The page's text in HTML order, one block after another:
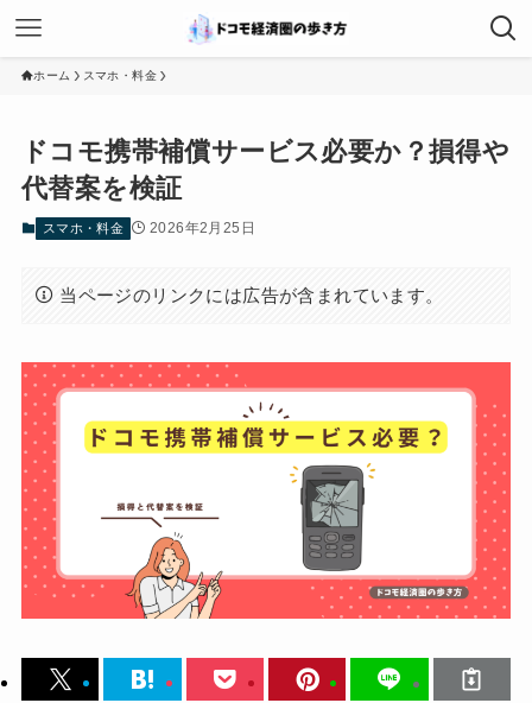
ホーム スマホ・料金
ドコモ携帯補償サービス必要か？損得や
代替案を検証
スマホ・料金 2026年2月25日
当ページのリンクには広告が含まれています。